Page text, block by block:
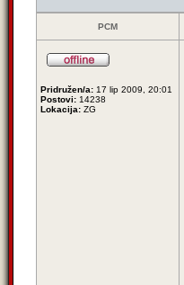
PCM
Pridružen/a: 17 lip 2009, 20:01
Postovi: 14238
Lokacija: ZG